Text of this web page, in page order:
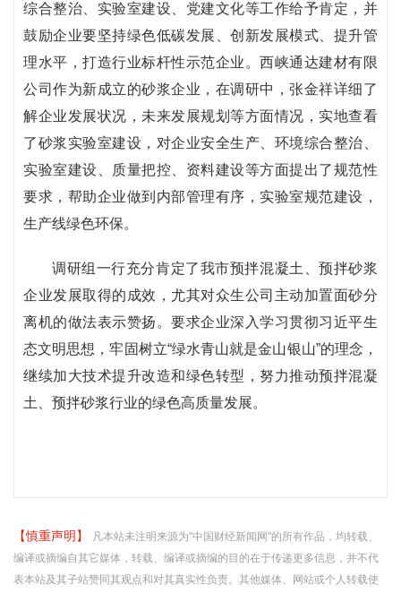
综合整治、实验室建设、党建文化等工作给予肯定，并
鼓励企业要坚持绿色低碳发展、创新发展模式、提升管
理水平，打造行业标杆性示范企业。西峡通达建材有限
公司作为新成立的砂浆企业，在调研中，张金祥详细了
解企业发展状况，未来发展规划等方面情况，实地查看
了砂浆实验室建设，对企业安全生产、环境综合整治、
实验室建设、质量把控、资料建设等方面提出了规范性
要求，帮助企业做到内部管理有序，实验室规范建设，
生产线绿色环保。
调研组一行充分肯定了我市预拌混凝土、预拌砂浆
企业发展取得的成效，尤其对众生公司主动加置面砂分
离机的做法表示赞扬。要求企业深入学习贯彻习近平生
态文明思想，牢固树立“绿水青山就是金山银山”的理念，
继续加大技术提升改造和绿色转型，努力推动预拌混凝
土、预拌砂浆行业的绿色高质量发展。
【慎重声明】
凡本站未注明来源为"中国财经新闻网"的所有作品，均转载、
编译或摘编自其它媒体，转载、编译或摘编的目的在于传递更多信息，并不代
表本站及其子站赞同其观点和对其真实性负责。其他媒体、网站或个人转载使